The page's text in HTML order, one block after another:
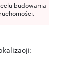
budowania